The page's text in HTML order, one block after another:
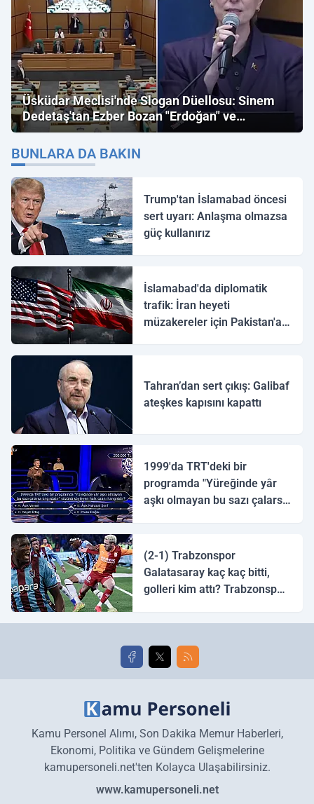
Üsküdar Meclisi'nde Slogan Düellosu: Sinem
Dedetaş'tan Ezber Bozan "Erdoğan" ve
"İmamoğlu" Çıkışı!
BUNLARA DA BAKIN
Trump'tan İslamabad öncesi
sert uyarı: Anlaşma olmazsa
güç kullanırız
İslamabad'da diplomatik
trafik: İran heyeti
müzakereler için Pakistan'a
Tahran’dan sert çıkış: Galibaf
ateşkes kapısını kapattı
1999'da TRT'deki bir
programda "Yüreğinde yâr
aşkı olmayan bu sazı çalarsa
(2-1) Trabzonspor
Galatasaray kaç kaç bitti,
golleri kim attı? Trabzonspor
golleri!
Kamu Personel Alımı, Son Dakika Memur Haberleri,
Ekonomi, Politika ve Gündem Gelişmelerine
kamupersoneli.net'ten Kolayca Ulaşabilirsiniz.
www.kamupersoneli.net